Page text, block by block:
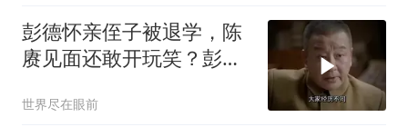
彭德怀亲侄子被退学，陈
赓见面还敢开玩笑？彭总
世界尽在眼前